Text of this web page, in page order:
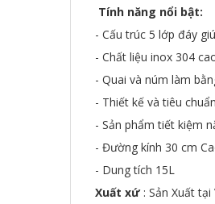
Tính năng nổi bật:
- Cấu trúc 5 lớp đáy
- Chất liệu inox 304
- Quai và núm làm
- Thiết kế và tiêu
- Sản phẩm tiết kiệm
- Đường kính 30 cm
- Dung tích 15L
Xuất xứ: Sản Xuất tại